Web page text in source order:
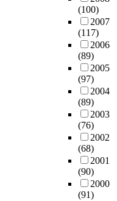
(100)
2007
(117)
2006
(89)
2005
(97)
2004
(89)
2003
(76)
2002
(68)
2001
(90)
2000
(91)